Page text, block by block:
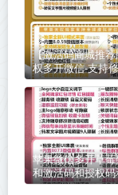
【激活码商城推
权多开微信-支持
改内容
苹果微信多开草
和激活码和授权
有活动码如何分辨